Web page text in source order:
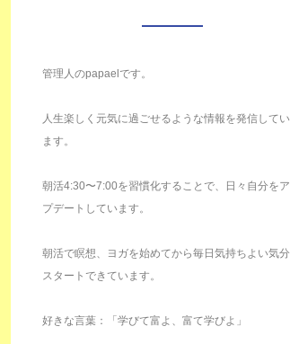
管理人のpapaelです。
人生楽しく元気に過ごせるような情報を発信して
ます。
朝活4:30〜7:00を習慣化することで、日々自分を
プデートしています。
朝活で瞑想、ヨガを始めてから毎日気持ちよい気
スタートできています。
好きな言葉：「学びて富よ、富て学びよ」